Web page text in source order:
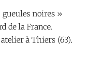
noires »
de la France.
à Thiers (63).